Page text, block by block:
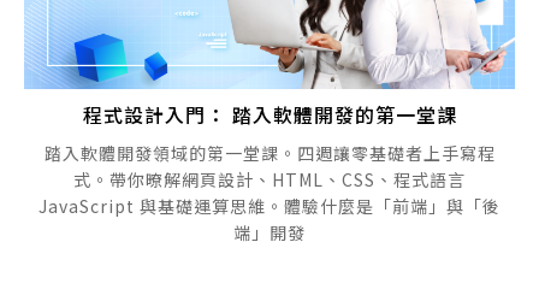
程式設計入門： 踏入軟體開發的第一堂課
踏入軟體開發領域的第一堂課。四週讓零基礎者上手寫程
式。帶你暸解網頁設計、HTML、CSS、程式語言
JavaScript 與基礎運算思維。體驗什麼是「前端」與「後
端」開發